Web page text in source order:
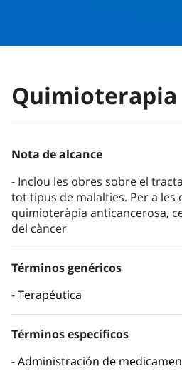
Quimioterapia
Nota de alcance
Inclou les obres sobre el
tot tipus de malalties. Per a les
quimioteràpia anticancerosa,
del càncer
Términos genéricos
Terapéutica
Términos específicos
Administración de